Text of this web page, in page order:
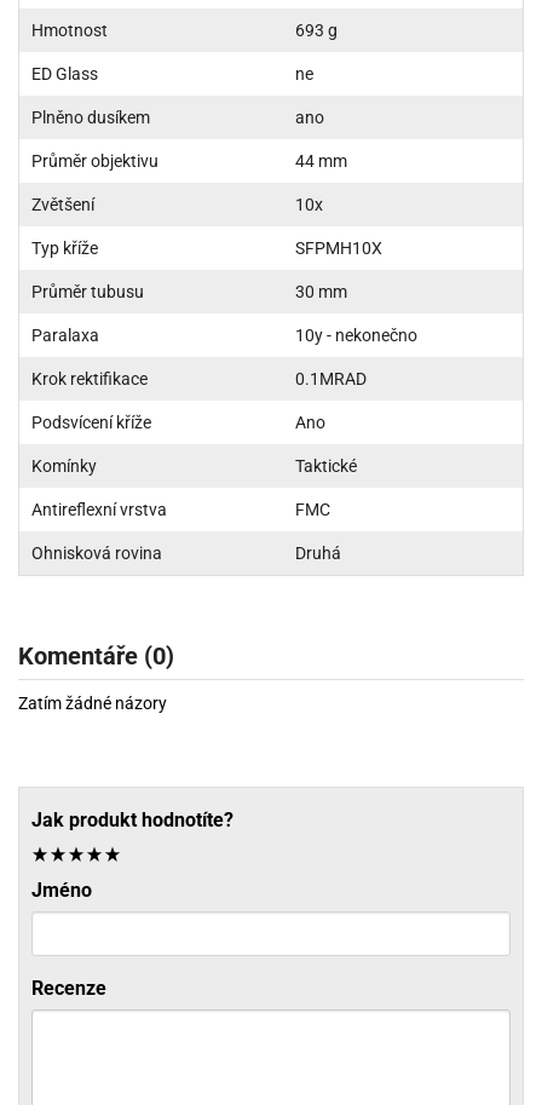
Hmotnost 693 g
ED Glass ne
Plněno dusíkem ano
Průměr objektivu 44 mm
Zvětšení 10x
Typ kříže SFPMH10X
Průměr tubusu 30 mm
Paralaxa 10y - nekonečno
Krok rektifikace 0.1MRAD
Podsvícení kříže Ano
Komínky Taktické
Antireflexní vrstva FMC
Ohnisková rovina Druhá
Komentáře (0)
Zatím žádné názory
Jak produkt hodnotíte?
Jméno
Recenze